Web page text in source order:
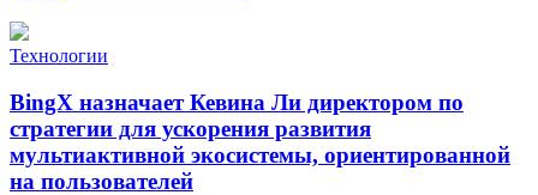
Технологии
BingX назначает Кевина Ли директором по
стратегии для ускорения развития
мультиактивной экосистемы, ориентированной
на пользователей